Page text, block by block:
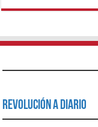
Revolución a Diario